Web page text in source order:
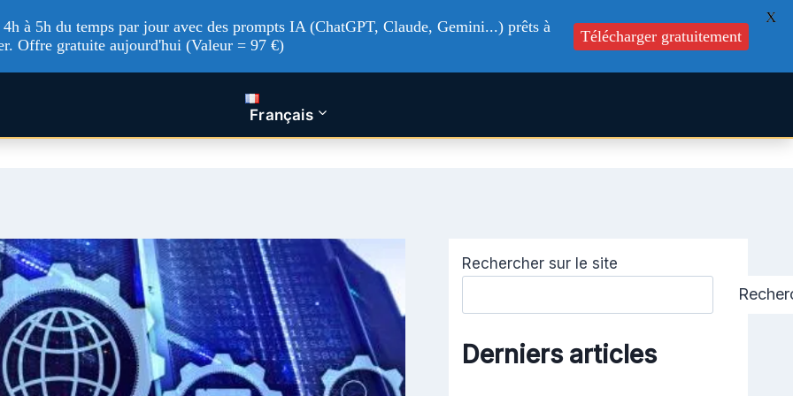
Français
Rechercher sur le site
Derniers articles
à 5h du temps par jour avec des prompts IA (ChatGPT, Claude, Gemini...) prêts à
Offre gratuite aujourd'hui (Valeur = 97 €)
Télécharger gratuitement
X